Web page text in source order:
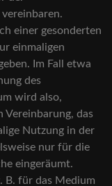
einer gesonderten
einmaligen
Im Fall etwa
des
wird also,
Vereinbarung, das
Nutzung in der
nur für die
eingeräumt.
B. für das Medium